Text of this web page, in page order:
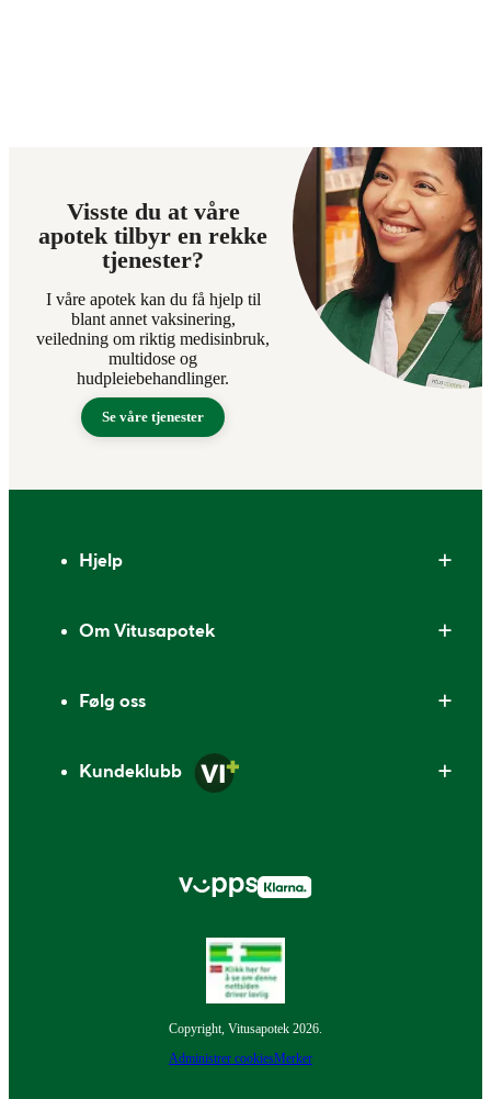
Visste du at våre
apotek tilbyr en rekke
tjenester?
I våre apotek kan du få hjelp til
blant annet vaksinering,
veiledning om riktig medisinbruk,
multidose og
hudpleiebehandlinger.
Se våre tjenester
Hjelp
Om Vitusapotek
Følg oss
Kundeklubb
Copyright, Vitusapotek 2026.
Administrer cookiesMerker